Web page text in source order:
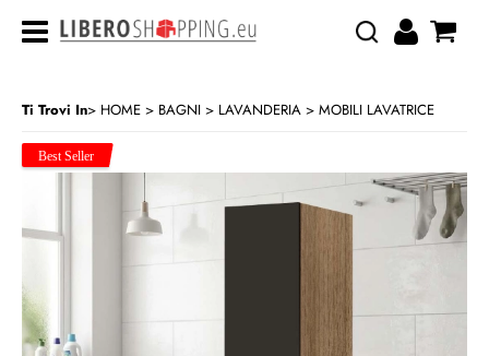
CATEGORIA:
Ti Trovi In HOME BAGNI LAVANDERIA MOBILI LAVATRICE